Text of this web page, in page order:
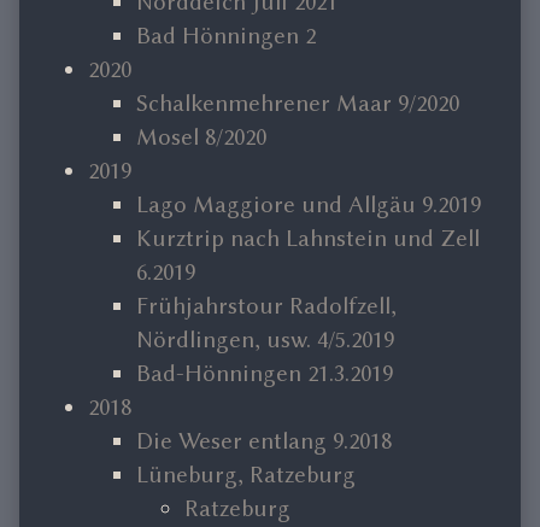
Bad Hönningen 2
2020
Schalkenmehrener Maar 9/2020
Mosel 8/2020
2019
Lago Maggiore und Allgäu 9.2019
Kurztrip nach Lahnstein und Zell
6.2019
Frühjahrstour Radolfzell,
Nördlingen, usw. 4/5.2019
Bad-Hönningen 21.3.2019
2018
Die Weser entlang 9.2018
Lüneburg, Ratzeburg
Ratzeburg